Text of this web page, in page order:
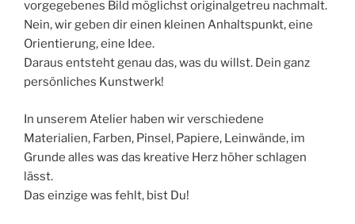
vorgegebenes Bild möglichst originalgetreu nachmalt.
Nein, wir geben dir einen kleinen Anhaltspunkt, eine
Orientierung, eine Idee.
Daraus entsteht genau das, was du willst. Dein ganz
persönliches Kunstwerk!
In unserem Atelier haben wir verschiedene
Materialien, Farben, Pinsel, Papiere, Leinwände, im
Grunde alles was das kreative Herz höher schlagen
lässt.
Das einzige was fehlt, bist Du!